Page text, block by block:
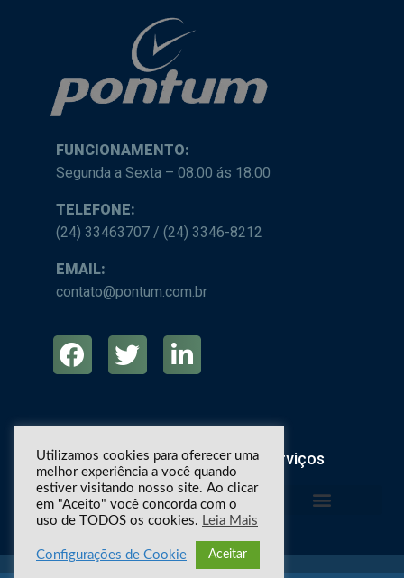
FUNCIONAMENTO:
Segunda a Sexta – 08:00 ás 18:00
TELEFONE:
(24) 33463707 / (24) 3346-8212
EMAIL:
contato@pontum.com.br
Sobre Nós Produtos Serviços
Utilizamos cookies para oferecer uma
melhor experiência a você quando
estiver visitando nosso site. Ao clicar
em "Aceito" você concorda com o
uso de TODOS os cookies. Leia Mais
Configurações de Cookie Aceitar